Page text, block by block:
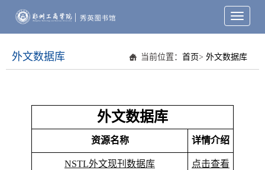
Toggle
外文数据库 当前位置： 首页> 外文数据库
外文数据库
资源名称 详情介绍
NSTL外文现刊数据库 点击查看